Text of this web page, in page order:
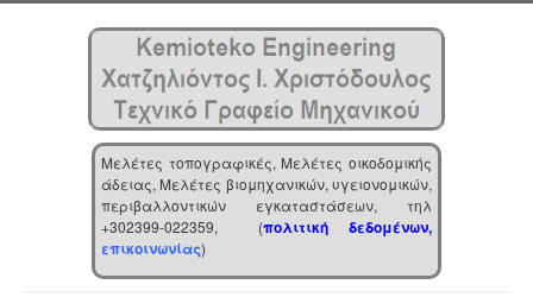
Μελέτες τοπογραφικές, Μελέτες οικοδομικής
άδειας, Μελέτες βιομηχανικών, υγειονομικών,
περιβαλλοντικών εγκαταστάσεων, τηλ
+302399-022359, (πολιτική δεδομένων,
επικοινωνίας)